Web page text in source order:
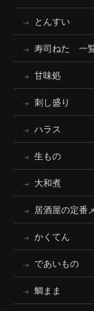
とんすい
寿司ねた 一
甘味処
刺し盛り
ハラス
生もの
大和煮
居酒屋の定番
かくてん
であいもの
鯛まま